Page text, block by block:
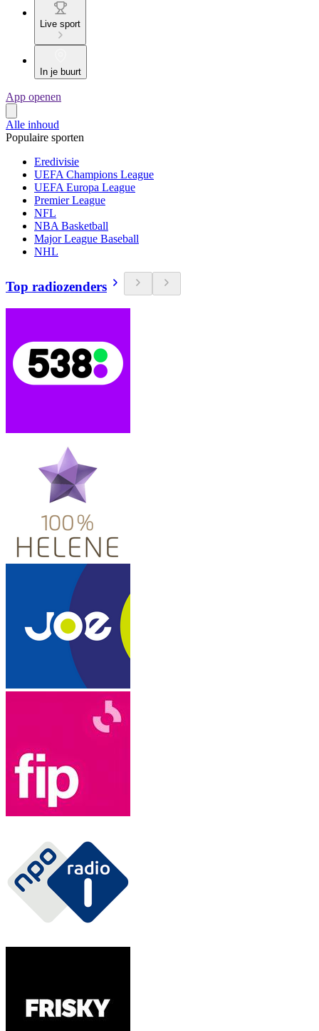
Live sport
In je buurt
App openen
Alle inhoud
Populaire sporten
Eredivisie
UEFA Champions League
UEFA Europa League
Premier League
NFL
NBA Basketball
Major League Baseball
NHL
Top radiozenders